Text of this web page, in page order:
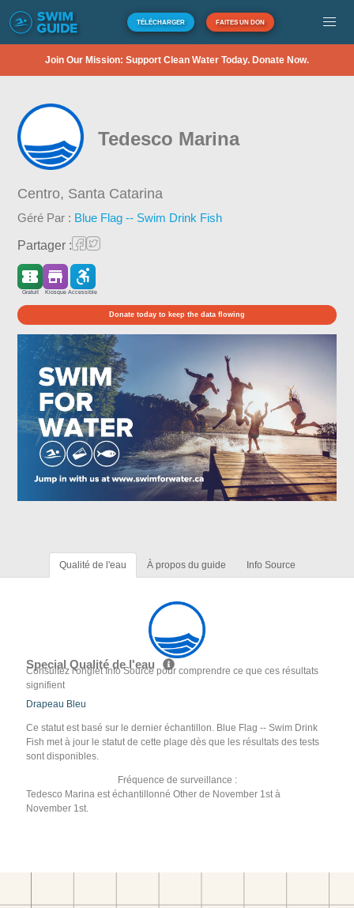
TÉLÉCHARGER FAITES UN DON
Join Our Mission: Support Clean Water Today. Donate Now.
Tedesco Marina
Centro, Santa Catarina
Géré Par : Blue Flag -- Swim Drink Fish
Partager :
Gratuit Kiosque Accessible
Donate today to keep the data flowing
Qualité de l'eau À propos du guide Info Source
Special Qualité de l'eau
Consultez l'onglet Info Source pour comprendre ce que ces résultats
signifient
Drapeau Bleu
Ce statut est basé sur le dernier échantillon. Blue Flag -- Swim Drink
Fish met à jour le statut de cette plage dès que les résultats des tests
sont disponibles.
Fréquence de surveillance :
Tedesco Marina est échantillonné Other de November 1st à
November 1st.